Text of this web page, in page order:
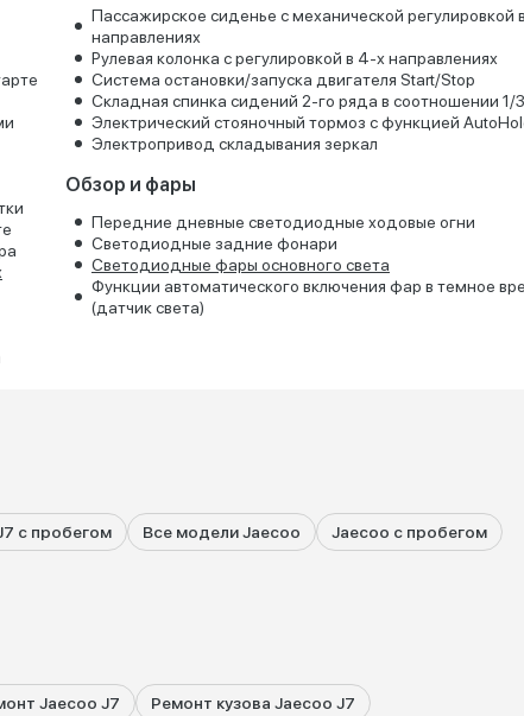
Пассажирское сиденье с механической регулировкой
направлениях
Рулевая колонка с регулировкой в 4-х направлениях
Система остановки/запуска двигателя Start/Stop
Складная спинка сидений 2-го ряда в соотношении 1/
Электрический стояночный тормоз с функцией
Электропривод складывания зеркал
Обзор и фары
Передние дневные светодиодные ходовые огни
Светодиодные задние фонари
Светодиодные фары основного света
Функции автоматического включения фар в темное
(датчик света)
с пробегом Все модели Jaecoo Jaecoo с пробегом
Jaecoo J7 Ремонт кузова Jaecoo J7